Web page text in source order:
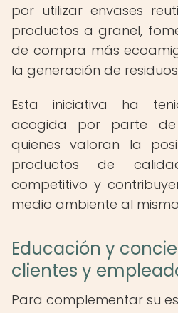
por utilizar envases
productos a granel,
de compra más
la generación de
Esta iniciativa ha
acogida por parte de
quienes valoran la
productos de
competitivo y
medio ambiente al
Educación y
clientes y
Para complementar su